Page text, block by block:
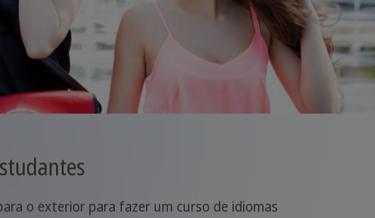
o exterior para fazer um curso de idiomas